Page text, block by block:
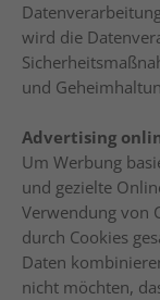
wird die
und
Advertising
Um Werbung
und gezielte
Verwendung von
durch Cookies
Daten
nicht möchten,